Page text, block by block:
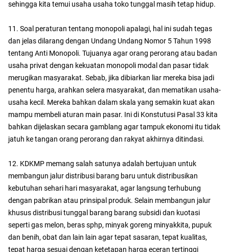
sehingga kita temui usaha usaha toko tunggal masih tetap hidup.
11. Soal peraturan tentang monopoli apalagi, hal ini sudah tegas
dan jelas dilarang dengan Undang Undang Nomor 5 Tahun 1998
tentang Anti Monopoli. Tujuanya agar orang perorang atau badan
usaha privat dengan kekuatan monopoli modal dan pasar tidak
merugikan masyarakat. Sebab, jika dibiarkan liar mereka bisa jadi
penentu harga, arahkan selera masyarakat, dan mematikan usaha-
usaha kecil. Mereka bahkan dalam skala yang semakin kuat akan
mampu membeli aturan main pasar. Ini di Konstutusi Pasal 33 kita
bahkan dijelaskan secara gamblang agar tampuk ekonomi itu tidak
jatuh ke tangan orang perorang dan rakyat akhirnya ditindasi.
12. KDKMP memang salah satunya adalah bertujuan untuk
membangun jalur distribusi barang baru untuk distribusikan
kebutuhan sehari hari masyarakat, agar langsung terhubung
dengan pabrikan atau prinsipal produk. Selain membangun jalur
khusus distribusi tunggal barang barang subsidi dan kuotasi
seperti gas melon, beras sphp, minyak goreng minyakkita, pupuk
dan benih, obat dan lain lain agar tepat sasaran, tepat kualitas,
tepat harga sesuai dengan ketetapan harga eceran tertinggi